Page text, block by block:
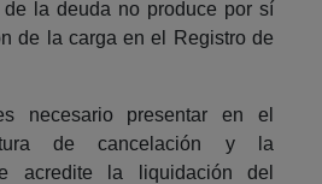
la deuda no produce por sí
de la carga en el Registro de
necesario presentar en el
de cancelación y la
acredite la liquidación del